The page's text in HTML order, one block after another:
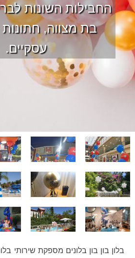
החבילות השונות
בת מצווה, חתונות
עסקיים.
בלון בון בון בלונים מספקת שירותי